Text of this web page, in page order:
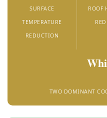
SURFACE
TEMPERATURE
REDUCTION
ROOF
TWO DOMINANT